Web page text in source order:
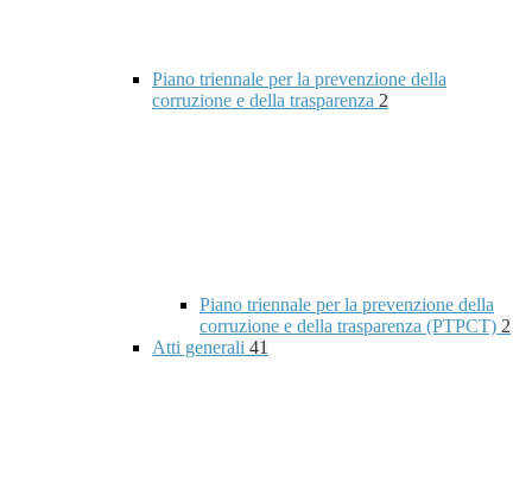
Piano triennale per la prevenzione della
corruzione e della trasparenza 2
Piano triennale per la prevenzione della
corruzione e della trasparenza (PTPCT) 2
Atti generali 41